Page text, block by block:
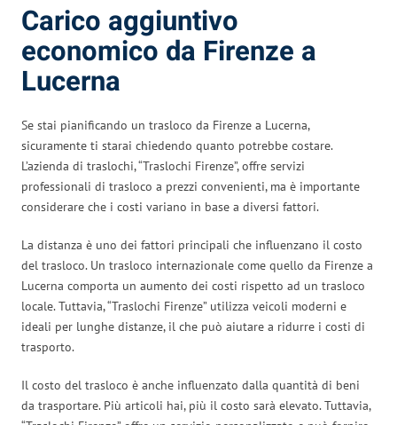
Carico aggiuntivo
economico da Firenze a
Lucerna
Se stai pianificando un trasloco da Firenze a Lucerna,
sicuramente ti starai chiedendo quanto potrebbe costare.
L’azienda di traslochi, “Traslochi Firenze”, offre servizi
professionali di trasloco a prezzi convenienti, ma è importante
considerare che i costi variano in base a diversi fattori.
La distanza è uno dei fattori principali che influenzano il costo
del trasloco. Un trasloco internazionale come quello da Firenze a
Lucerna comporta un aumento dei costi rispetto ad un trasloco
locale. Tuttavia, “Traslochi Firenze” utilizza veicoli moderni e
ideali per lunghe distanze, il che può aiutare a ridurre i costi di
trasporto.
Il costo del trasloco è anche influenzato dalla quantità di beni
da trasportare. Più articoli hai, più il costo sarà elevato. Tuttavia,